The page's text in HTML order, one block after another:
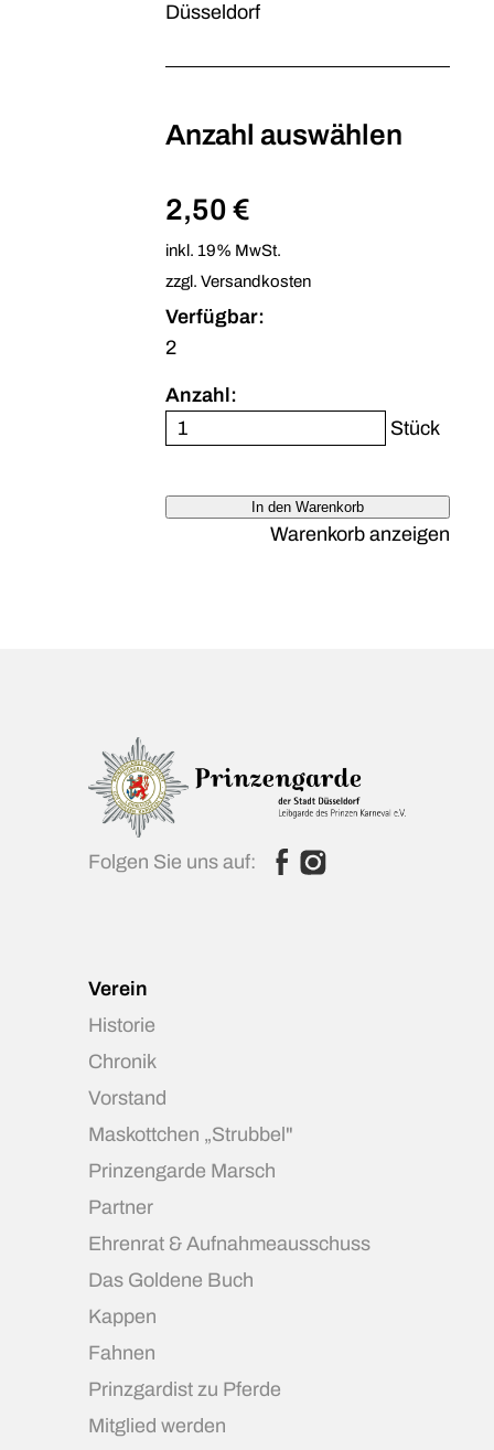
Düsseldorf
Anzahl auswählen
2,50 €
inkl. 19% MwSt.
zzgl. Versandkosten
Verfügbar:
2
Anzahl:
Stück
Warenkorb anzeigen
In den Warenkorb
Folgen Sie uns auf:
Verein
Historie
Chronik
Vorstand
Maskottchen „Strubbel"
Prinzengarde Marsch
Partner
Ehrenrat & Aufnahmeausschuss
Das Goldene Buch
Kappen
Fahnen
Prinzgardist zu Pferde
Mitglied werden